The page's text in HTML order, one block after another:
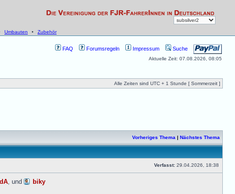
Umbauten • Zubehör
FAQ Forumsregeln Impressum Suche
Aktuelle Zeit: 07.08.2026, 08:05
Alle Zeiten sind UTC + 1 Stunde [ Sommerzeit ]
Vorheriges Thema | Nächstes Thema
Verfasst: 29.04.2026, 18:38
, und biky